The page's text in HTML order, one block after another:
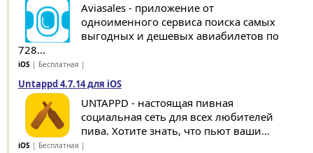
Aviasales - приложение от
одноименного сервиса поиска самых
выгодных и дешевых авиабилетов по
728...
iOS | Бесплатная |
Untappd 4.7.14 для iOS
UNTAPPD - настоящая пивная
социальная сеть для всех любителей
пива. Хотите знать, что пьют ваши...
iOS | Бесплатная |